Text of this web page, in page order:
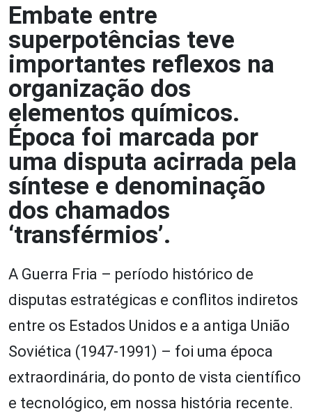
Embate entre
superpotências teve
importantes reflexos na
organização dos
elementos químicos.
Época foi marcada por
uma disputa acirrada pela
síntese e denominação
dos chamados
‘transférmios’.
A Guerra Fria – período histórico de
disputas estratégicas e conflitos indiretos
entre os Estados Unidos e a antiga União
Soviética (1947-1991) – foi uma época
extraordinária, do ponto de vista científico
e tecnológico, em nossa história recente.